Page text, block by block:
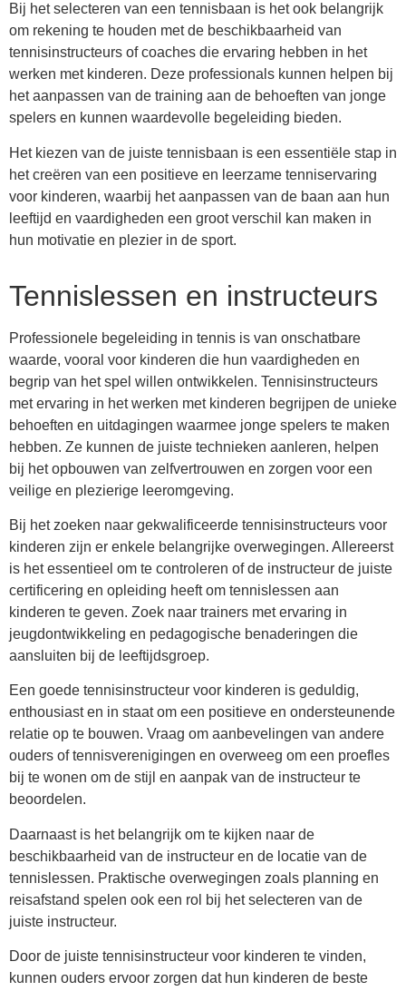
Bij het selecteren van een tennisbaan is het ook belangrijk
om rekening te houden met de beschikbaarheid van
tennisinstructeurs of coaches die ervaring hebben in het
werken met kinderen. Deze professionals kunnen helpen bij
het aanpassen van de training aan de behoeften van jonge
spelers en kunnen waardevolle begeleiding bieden.
Het kiezen van de juiste tennisbaan is een essentiële stap in
het creëren van een positieve en leerzame tenniservaring
voor kinderen, waarbij het aanpassen van de baan aan hun
leeftijd en vaardigheden een groot verschil kan maken in
hun motivatie en plezier in de sport.
Tennislessen en instructeurs
Professionele begeleiding in tennis is van onschatbare
waarde, vooral voor kinderen die hun vaardigheden en
begrip van het spel willen ontwikkelen. Tennisinstructeurs
met ervaring in het werken met kinderen begrijpen de unieke
behoeften en uitdagingen waarmee jonge spelers te maken
hebben. Ze kunnen de juiste technieken aanleren, helpen
bij het opbouwen van zelfvertrouwen en zorgen voor een
veilige en plezierige leeromgeving.
Bij het zoeken naar gekwalificeerde tennisinstructeurs voor
kinderen zijn er enkele belangrijke overwegingen. Allereerst
is het essentieel om te controleren of de instructeur de juiste
certificering en opleiding heeft om tennislessen aan
kinderen te geven. Zoek naar trainers met ervaring in
jeugdontwikkeling en pedagogische benaderingen die
aansluiten bij de leeftijdsgroep.
Een goede tennisinstructeur voor kinderen is geduldig,
enthousiast en in staat om een positieve en ondersteunende
relatie op te bouwen. Vraag om aanbevelingen van andere
ouders of tennisverenigingen en overweeg om een proefles
bij te wonen om de stijl en aanpak van de instructeur te
beoordelen.
Daarnaast is het belangrijk om te kijken naar de
beschikbaarheid van de instructeur en de locatie van de
tennislessen. Praktische overwegingen zoals planning en
reisafstand spelen ook een rol bij het selecteren van de
juiste instructeur.
Door de juiste tennisinstructeur voor kinderen te vinden,
kunnen ouders ervoor zorgen dat hun kinderen de beste